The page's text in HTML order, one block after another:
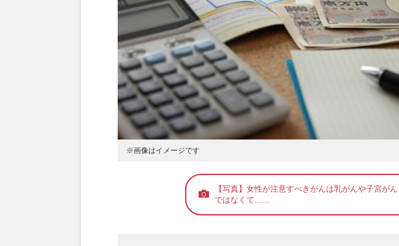
Page 4 ー がん団信に加入すればがん保険は不要？
※画像はイメージです
【写真】女性が注意すべきがんは乳がんや子宮がん
ではなくて……